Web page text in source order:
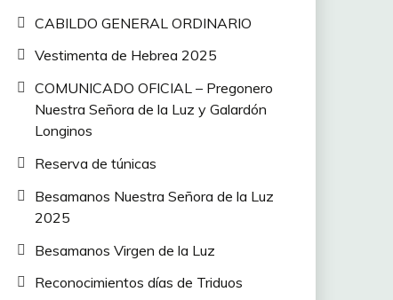
CABILDO GENERAL ORDINARIO
Vestimenta de Hebrea 2025
COMUNICADO OFICIAL – Pregonero
Nuestra Señora de la Luz y Galardón
Longinos
Reserva de túnicas
Besamanos Nuestra Señora de la Luz
2025
Besamanos Virgen de la Luz
Reconocimientos días de Triduos